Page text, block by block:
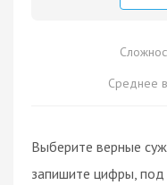
Среднее
Выберите верные
запишите цифры,